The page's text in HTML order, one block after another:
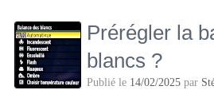
Prérégler la
blancs ?
Publié le 14/02/2025 par